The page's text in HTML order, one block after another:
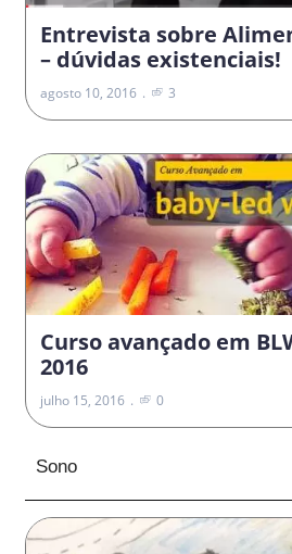
Entrevista sobre
– dúvidas existenciais!
agosto 10, 2016 3
Curso avançado em
2016
julho 15, 2016 0
Sono